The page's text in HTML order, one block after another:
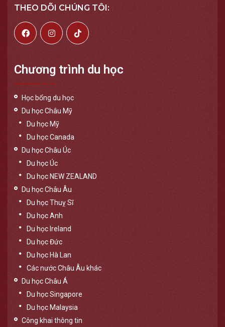
THEO DÕI CHÚNG TÔI:
Chương trình du học
Học bổng du học
Du học Châu Mỹ
Du học Mỹ
Du học Canada
Du học Châu Úc
Du học Úc
Du học NEW ZEALAND
Du học Châu Âu
Du học Thuỵ Sĩ
Du học Anh
Du học Ireland
Du học Đức
Du học Hà Lan
Các nước Châu Âu khác
Du học Châu Á
Du học Singapore
Du học Malaysia
Công khai thông tin